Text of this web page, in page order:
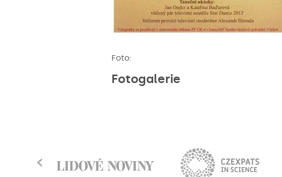
Foto:
Fotogalerie
‹